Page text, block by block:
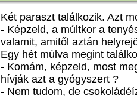
Két paraszt találkozik. Azt
- Képzeld, a múltkor a
valamit, amitől aztán
Egy hét múlva megint
- Komám, képzeld, most
hívják azt a gyógyszert ?
- Nem tudom, de